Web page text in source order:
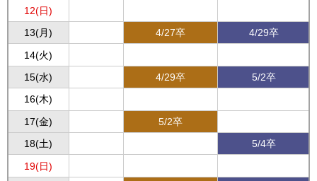
12(日)
13(月)
4/27卒
4/29卒
14(火)
15(水)
4/29卒
5/2卒
16(木)
17(金)
5/2卒
18(土)
5/4卒
19(日)